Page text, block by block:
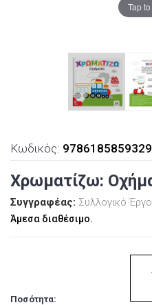
Tap
Κωδικός: 9786185859329
Χρωματίζω:
Συγγραφέας: Συλλογικό Έργο
Άμεσα διαθέσιμο.
Ποσότητα: